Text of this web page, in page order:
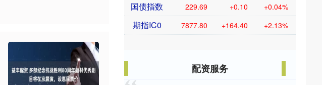
国债指数 229.69 +0.10 +0.04%
期指IC0 7877.80 +164.40 +2.13%
配资服务